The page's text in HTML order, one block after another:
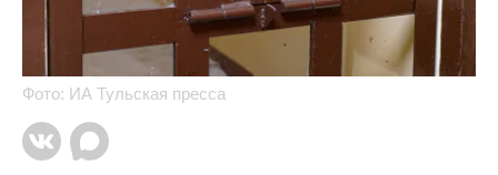
Фото: ИА Тульская пресса